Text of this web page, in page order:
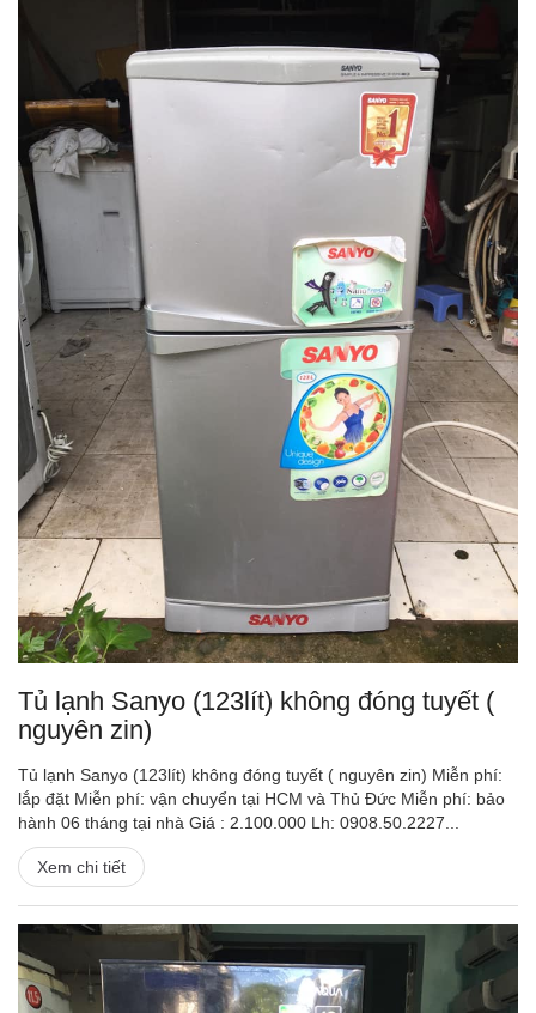
Tủ lạnh Sanyo (123lít) không đóng tuyết (
nguyên zin)
Tủ lạnh Sanyo (123lít) không đóng tuyết ( nguyên zin) Miễn phí:
lắp đặt Miễn phí: vận chuyển tại HCM và Thủ Đức Miễn phí: bảo
hành 06 tháng tại nhà Giá : 2.100.000 Lh: 0908.50.2227...
Xem chi tiết